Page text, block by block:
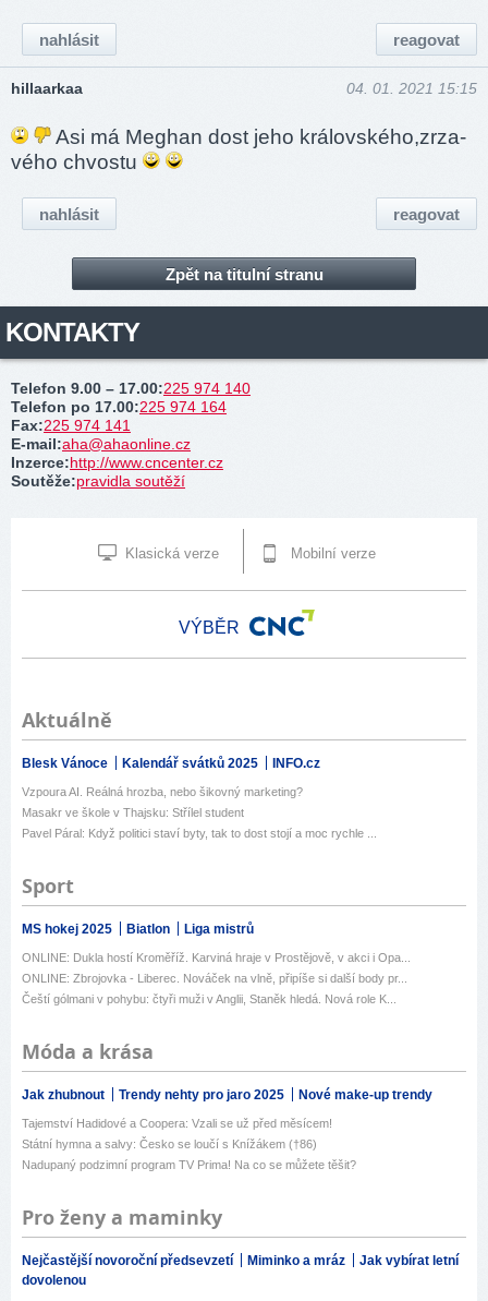
reagovat
nahlásit
hillaarkaa 04. 01. 2021 15:15
Asi má Meghan dost jeho králov­ského,­zrza­
vého chvostu
reagovat
nahlásit
Zpět na titulní stranu
KONTAKTY
Telefon 9.00 – 17.00:225 974 140
Telefon po 17.00:225 974 164
Fax:225 974 141
E-mail:aha@ahaonline.cz
Inzerce:http://www.cncenter.cz
Soutěže:pravidla soutěží
Klasická verze Mobilní verze
VÝBĚR
Aktuálně
Blesk Vánoce Kalendář svátků 2025 INFO.cz
Vzpoura AI. Reálná hrozba, nebo šikovný marketing?
Masakr ve škole v Thajsku: Střílel student
Pavel Páral: Když politici staví byty, tak to dost stojí a moc rychle ...
Sport
MS hokej 2025 Biatlon Liga mistrů
ONLINE: Dukla hostí Kroměříž. Karviná hraje v Prostějově, v akci i Opa...
ONLINE: Zbrojovka - Liberec. Nováček na vlně, připíše si další body pr...
Čeští gólmani v pohybu: čtyři muži v Anglii, Staněk hledá. Nová role K...
Móda a krása
Jak zhubnout Trendy nehty pro jaro 2025 Nové make-up trendy
Tajemství Hadidové a Coopera: Vzali se už před měsícem!
Státní hymna a salvy: Česko se loučí s Knížákem (†86)
Nadupaný podzimní program TV Prima! Na co se můžete těšit?
Pro ženy a maminky
Nejčastější novoroční předsevzetí Miminko a mráz
Jak vybírat letní
dovolenou